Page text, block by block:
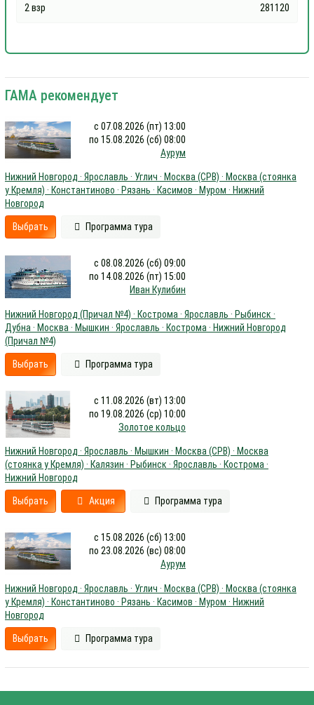
2 взр
281120
ГАМА рекомендует
с 07.08.2026 (пт) 13:00
по 15.08.2026 (сб) 08:00
Аурум
Нижний Новгород · Ярославль · Углич · Москва (СРВ) · Москва (стоянка
у Кремля) · Константиново · Рязань · Касимов · Муром · Нижний
Новгород
Выбрать Программа тура
с 08.08.2026 (сб) 09:00
по 14.08.2026 (пт) 15:00
Иван Кулибин
Нижний Новгород (Причал №4) · Кострома · Ярославль · Рыбинск ·
Дубна · Москва · Мышкин · Ярославль · Кострома · Нижний Новгород
(Причал №4)
Выбрать Программа тура
с 11.08.2026 (вт) 13:00
по 19.08.2026 (ср) 10:00
Золотое кольцо
Нижний Новгород · Ярославль · Мышкин · Москва (СРВ) · Москва
(стоянка у Кремля) · Калязин · Рыбинск · Ярославль · Кострома ·
Нижний Новгород
Выбрать Акция Программа тура
с 15.08.2026 (сб) 13:00
по 23.08.2026 (вс) 08:00
Аурум
Нижний Новгород · Ярославль · Углич · Москва (СРВ) · Москва (стоянка
у Кремля) · Константиново · Рязань · Касимов · Муром · Нижний
Новгород
Выбрать Программа тура